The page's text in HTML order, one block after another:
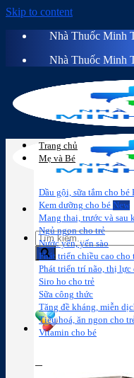
Skip to content
Nhà Thuốc Minh
Nhà Thuốc Minh
Sữa công
thức
Trang chủ
Mẹ và Bé
Dầu gội, sữa tắm cho bé
Kem dưỡng cho bé
Mang thai, trước và sau
Ngủ ngon cho trẻ
Nước yến, yến sào
Phát triển chiều cao cho
Phát triển trí não, thị lực
Siro ho cho trẻ
Sữa công thức
Tăng đề kháng, miễn
Tiêu hoá, ăn ngon cho
Vitamin cho bé